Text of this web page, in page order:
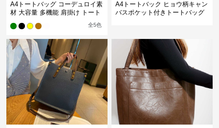
A4トートバッグ コーデュロイ素
材 大容量 多機能 肩掛け トート
全5色
A4トートバック ヒョウ柄キャン
バスポケット付きトートバッグ